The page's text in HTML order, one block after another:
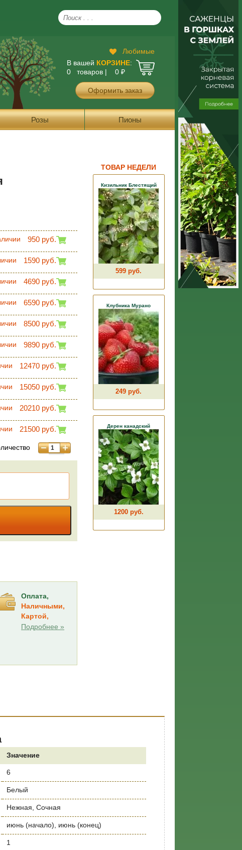
Любимые
В вашей КОРЗИНЕ:
0 товаров |
0 ₽
Оформить заказ
Розы Пионы
ТОВАР НЕДЕЛИ
Кизильник Блестящий
599 руб.
Клубника Мурано
249 руб.
Дерен канадский
1200 руб.
950 руб.
1590 руб.
4690 руб.
6590 руб.
8500 руб.
9890 руб.
12470 руб.
15050 руб.
20210 руб.
21500 руб.
Оплата,
Наличными,
Картой,
Подробнее »
Значение
6
Белый
Нежная, Сочная
июнь (начало), июнь (конец)
1